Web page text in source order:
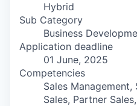
Hybrid
Sub Category
Business
Application deadline
01 June, 2025
Competencies
Sales
Sales, Partner